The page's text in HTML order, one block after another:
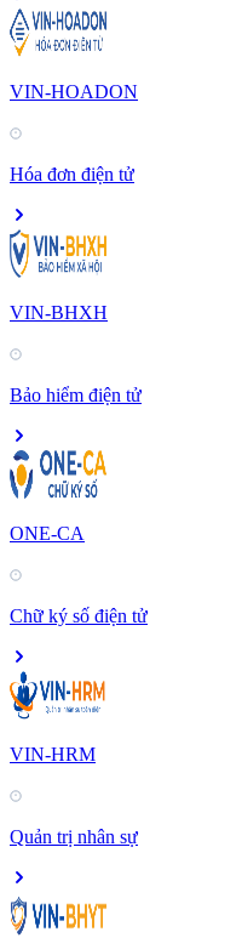
VIN-HOADON
Hóa đơn điện tử
VIN-BHXH
Bảo hiểm điện tử
ONE-CA
Chữ ký số điện tử
VIN-HRM
Quản trị nhân sự